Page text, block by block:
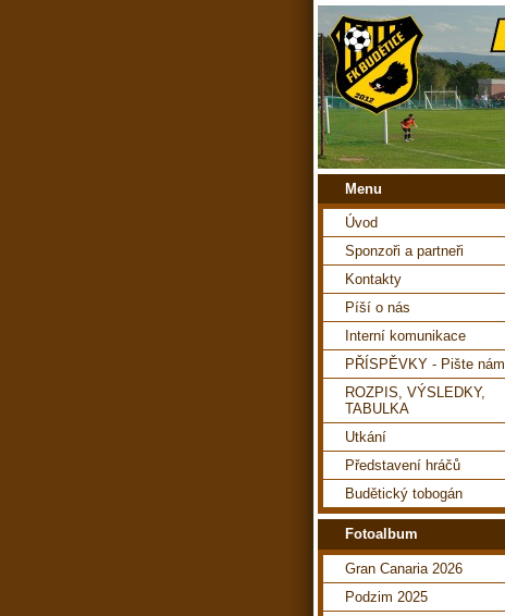
Menu
Úvod
Sponzoři a partneři
Kontakty
Píší o nás
Interní komunikace
PŘÍSPĚVKY - Pište nám
ROZPIS, VÝSLEDKY,
TABULKA
Utkání
Představení hráčů
Budětický tobogán
Fotoalbum
Gran Canaria 2026
Podzim 2025